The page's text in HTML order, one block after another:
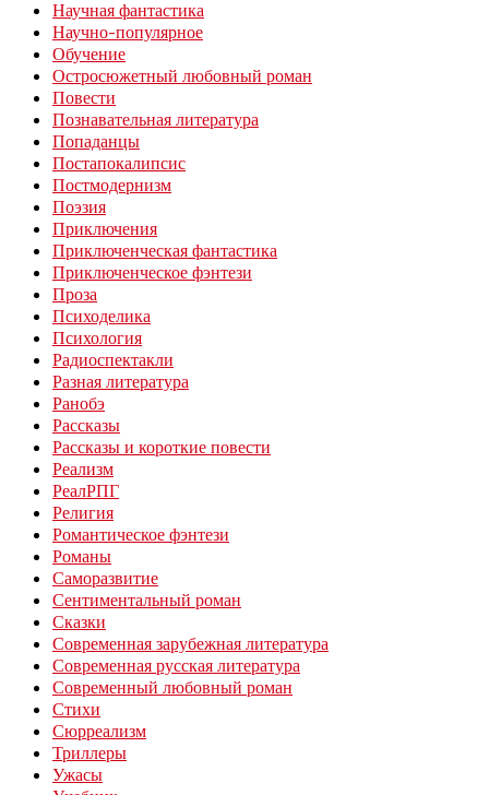
Научная фантастика
Научно-популярное
Обучение
Остросюжетный любовный роман
Повести
Познавательная литература
Попаданцы
Постапокалипсис
Постмодернизм
Поэзия
Приключения
Приключенческая фантастика
Приключенческое фэнтези
Проза
Психоделика
Психология
Радиоспектакли
Разная литература
Ранобэ
Рассказы
Рассказы и короткие повести
Реализм
РеалРПГ
Религия
Романтическое фэнтези
Романы
Саморазвитие
Сентиментальный роман
Сказки
Современная зарубежная литература
Современная русская литература
Современный любовный роман
Стихи
Сюрреализм
Триллеры
Ужасы